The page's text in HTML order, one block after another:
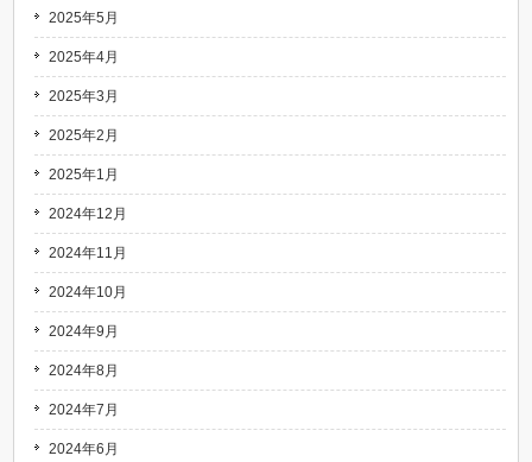
2025年5月
2025年4月
2025年3月
2025年2月
2025年1月
2024年12月
2024年11月
2024年10月
2024年9月
2024年8月
2024年7月
2024年6月